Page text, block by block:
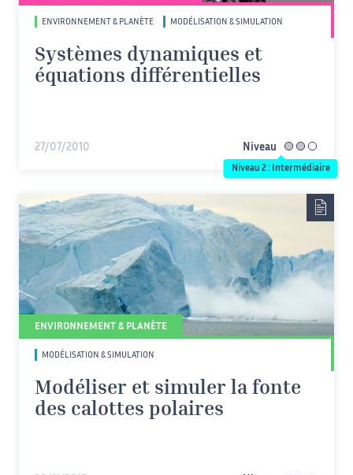
ENVIRONNEMENT & PLANÈTE MODÉLISATION & SIMULATION
Systèmes dynamiques et
équations différentielles
27/07/2010 Niveau intermédiaire
Niveau 2 : Intermédiaire
ENVIRONNEMENT & PLANÈTE
MODÉLISATION & SIMULATION
Modéliser et simuler la fonte
des calottes polaires